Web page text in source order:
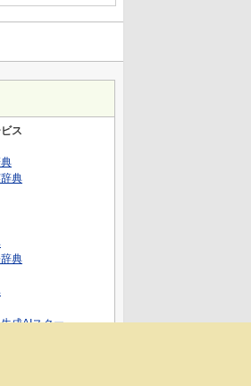
ス
典
典
成AIスクー